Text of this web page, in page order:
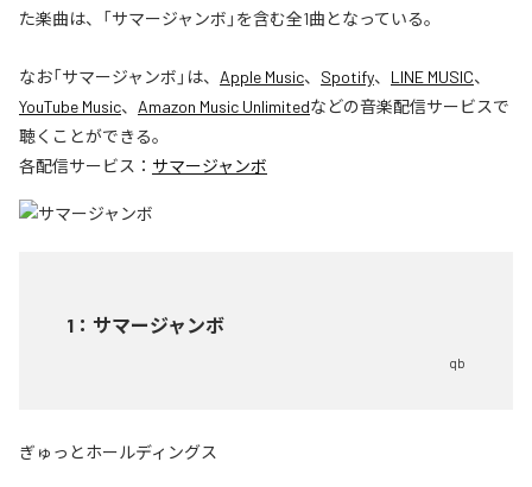
た楽曲は、「サマージャンボ」を含む全1曲となっている。
なお「サマージャンボ 」は、 Apple Music、 Spotify、 LINE MUSIC、
YouTube Music、 Amazon Music Unlimitedなどの音楽配信サービスで
聴くことができる。
各配信サービス： サマージャンボ
1 ： サマージャンボ
qb
ぎゅっとホールディングス